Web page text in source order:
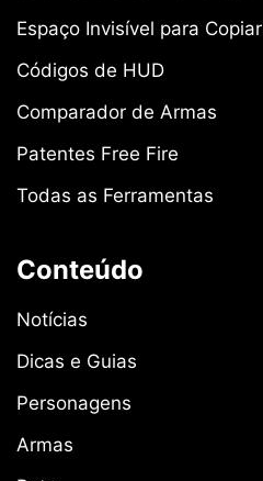
Espaço Invisível para Copiar
Códigos de HUD
Comparador de Armas
Patentes Free Fire
Todas as Ferramentas
Conteúdo
Notícias
Dicas e Guias
Personagens
Armas